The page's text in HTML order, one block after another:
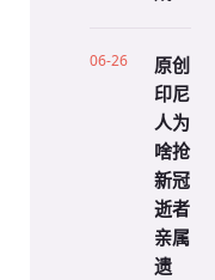
06-26
原创
印尼
人为
啥抢
新冠
逝者
亲属
遗